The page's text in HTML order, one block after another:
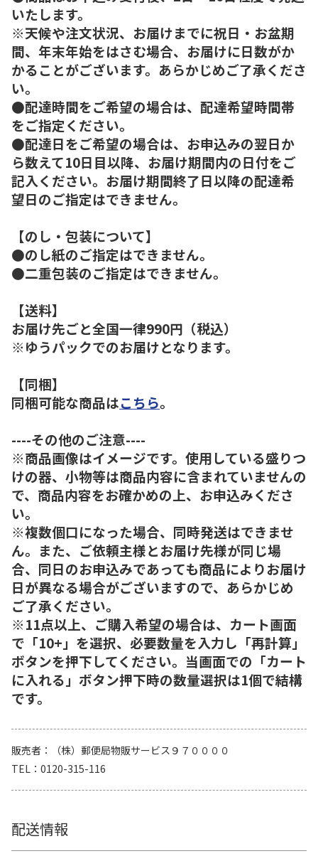
いたします。
※天候や注文状況、お届けまでに祝日・お盆期
間、年末年始をはさむ場合、お届けに日数がか
かることがございます。あらかじめご了承くださ
い。
●配達時間をご希望の場合は、配達希望時間帯
をご指定ください。
●配達日をご希望の場合は、お申込みの翌日か
ら数えて10日目以降、お届け期間内の日付をご
記入ください。お届け期間終了日以降の配達希
望日のご指定はできません。
【のし・包装について】
●のし紙のご指定はできません。
●二重包装のご指定はできません。
【送料】
お届け先ごと全国一律990円（税込）
※ゆうパックでのお届けとなります。
【同梱】
同梱可能な商品はこちら。
----その他のご注意----
※商品画像はイメージです。使用している盛りつ
けの器、小物等は商品内容に含まれていませんの
で、商品内容をお確かめの上、お申込みくださ
い。
※複数個口になった場合、同時発送はできませ
ん。また、ご依頼主様とお届け先様が同じ場
合、同日のお申込みであっても商品によりお届け
日が異なる場合がございますので、あらかじめ
ご了承ください。
※11点以上、ご購入希望の場合は、カート画面
で「10+」を選択、必要数量を入力し「再計算」
ボタンを押下してください。当画面での「カート
に入れる」ボタン押下時の数量選択は1個で結構
です。
販売者
（株）郵便局物販サービス９７００００
TEL
0120-315-116
配送情報